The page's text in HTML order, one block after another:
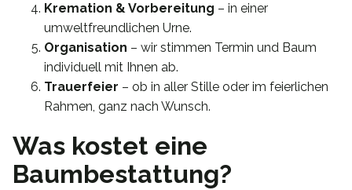
Kremation & Vorbereitung – in einer
umweltfreundlichen Urne.
Organisation – wir stimmen Termin und Baum
individuell mit Ihnen ab.
Trauerfeier – ob in aller Stille oder im feierlichen
Rahmen, ganz nach Wunsch.
Was kostet eine
Baumbestattung?